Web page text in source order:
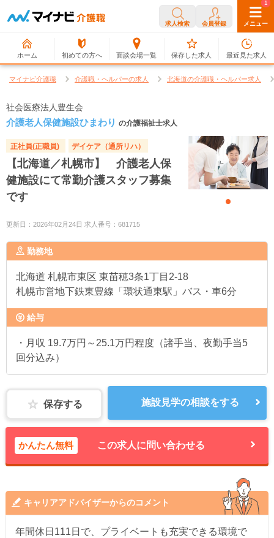
求人検索 会員登録 メニュー
ホーム 初めての方へ 面談会場一覧
0
保存した求人
1
最近見た求人
マイナビ介護職 介護職・ヘルパーの求人 北海道の介護職・ヘルパー求人
社会医療法人豊生会
介護老人保健施設ひまわり の介護福祉士求人
正社員(正職員) デイケア（通所リハ）
【北海道／札幌市】 介護老人保
健施設にて常勤介護スタッフ募集
です
更新日：2026年02月24日 求人番号：681715
勤務地
北海道 札幌市東区 東苗穂3条1丁目2-18
札幌市営地下鉄東豊線「環状通東駅」バス・車6分
給与
・月収 19.7万円～25.1万円程度（諸手当、夜勤手当5
回分込み）
保存する 施設見学の相談をする
かんたん無料 この求人に問い合わせる
キャリアアドバイザーからのコメント
年間休日111日で、プライベートも充実できる環境で